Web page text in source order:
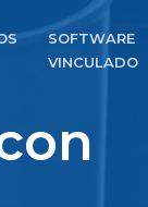
SOFTWARE
VINCULADO